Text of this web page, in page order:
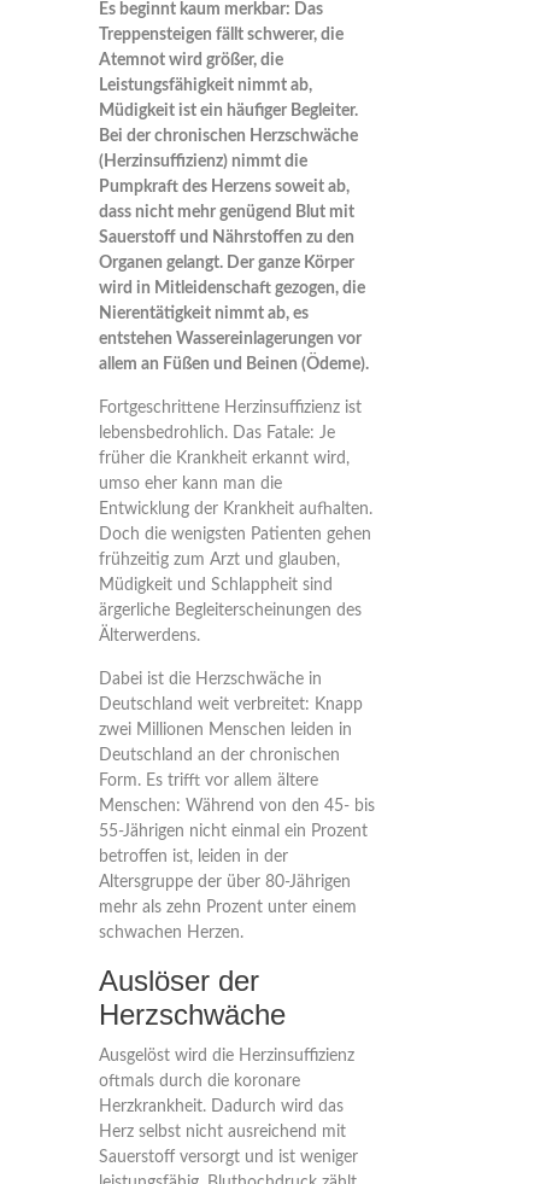
Es beginnt kaum merkbar: Das
Treppensteigen fällt schwerer, die
Atemnot wird größer, die
Leistungsfähigkeit nimmt ab,
Müdigkeit ist ein häufiger Begleiter.
Bei der chronischen Herzschwäche
(Herzinsuffizienz) nimmt die
Pumpkraft des Herzens soweit ab,
dass nicht mehr genügend Blut mit
Sauerstoff und Nährstoffen zu den
Organen gelangt. Der ganze Körper
wird in Mitleidenschaft gezogen, die
Nierentätigkeit nimmt ab, es
entstehen Wassereinlagerungen vor
allem an Füßen und Beinen (Ödeme).
Fortgeschrittene Herzinsuffizienz ist
lebensbedrohlich. Das Fatale: Je
früher die Krankheit erkannt wird,
umso eher kann man die
Entwicklung der Krankheit aufhalten.
Doch die wenigsten Patienten gehen
frühzeitig zum Arzt und glauben,
Müdigkeit und Schlappheit sind
ärgerliche Begleiterscheinungen des
Älterwerdens.
Dabei ist die Herzschwäche in
Deutschland weit verbreitet: Knapp
zwei Millionen Menschen leiden in
Deutschland an der chronischen
Form. Es trifft vor allem ältere
Menschen: Während von den 45- bis
55-Jährigen nicht einmal ein Prozent
betroffen ist, leiden in der
Altersgruppe der über 80-Jährigen
mehr als zehn Prozent unter einem
schwachen Herzen.
Auslöser der
Herzschwäche
Ausgelöst wird die Herzinsuffizienz
oftmals durch die koronare
Herzkrankheit. Dadurch wird das
Herz selbst nicht ausreichend mit
Sauerstoff versorgt und ist weniger